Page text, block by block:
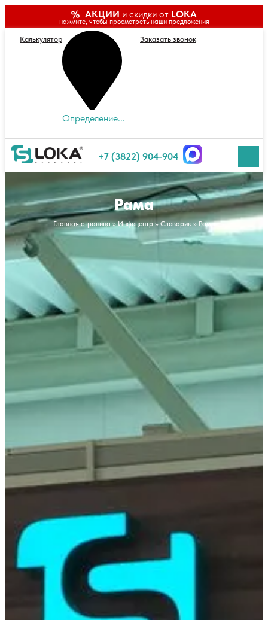
АКЦИИ и скидки от LOKA
нажмите, чтобы просмотреть наши предложения
Калькулятор
Определение...
Заказать звонок
+7 (3822) 904-904
Рама
Главная страница»Инфоцентр»Словарик» Рама